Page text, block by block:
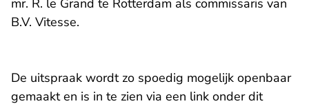
mr. R. le Grand te Rotterdam als commissaris van
B.V. Vitesse.
De uitspraak wordt zo spoedig mogelijk openbaar
gemaakt en is in te zien via een link onder dit